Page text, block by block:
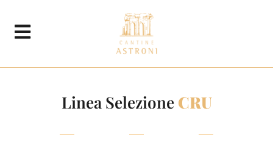
Linea Selezione CRU